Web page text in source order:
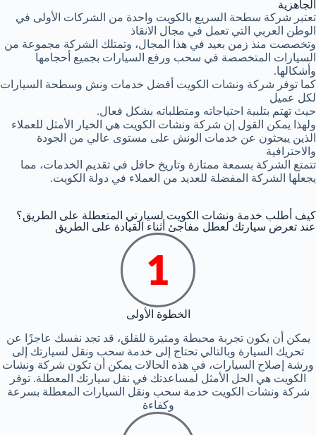
الجاهزية
تعتبر شركة سطحة السريع بالكويت واحدة من الشركات الأولى في
الوطن العربي التي تعمل في مجال الانقاذ
وتخصصت منذ زمن بعيد في هذا المجال، وتمتلك الشركة مجموعة من
السيارات المتخصصة في سحب ورفع السيارات بجميع أحجامها
وأشكالها.
كما توفر شركة ونشات الكويت أفضل خدمات ونش وسطحة السيارات
لكل عميل
حيث تهتم بتلبية احتياجاته ومتطلباته بشكل فعال.
ولهذا يمكن القول إن شركة ونشات الكويت هي الخيار الأمثل للعملاء
الذين يبحثون عن خدمات الونش على مستوى عالي من الجودة
والاحترافية
تتمتع الشركة بسمعة ممتازة وتاريخ حافل في تقديم الخدمات، مما
يجعلها الشركة المفضلة للعديد من العملاء في دولة الكويت.
كيف أطلب خدمة ونشات الكويت لسيارتي المتعطلة على الطريق؟
عند تعرض سيارتك لعطل مفاجئ أثناء القيادة على الطريق
الخطوة الأولى
يمكن أن يكون تجربة محبطة ومثيرة للقلق، قد تجد نفسك عاجزًا عن
تحريك السيارة وبالتالي تحتاج إلى خدمة سحب ونقل لسيارتك إلى
ورشة إصلاح السيارات، في هذه الحالات يمكن أن تكون شركة ونشات
الكويت هي الحل الأمثل لمساعدتك في نقل سيارتك المعطلة. توفر
شركة ونشات الكويت خدمة سحب ونقل السيارات المعطلة بسرعة
وكفاءة